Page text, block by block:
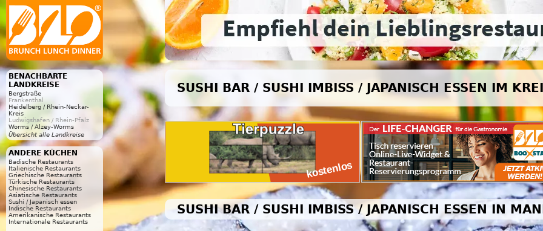
BENACHBARTE
LANDKREISE
Bergstraße
Frankenthal
Heidelberg / Rhein-Neckar-
Kreis
Ludwigshafen / Rhein-Pfalz
Worms / Alzey-Worms
Übersicht alle Landkreise
ANDERE KÜCHEN
Badische Restaurants
Italienische Restaurants
Griechische Restaurants
Türkische Restaurants
Chinesische Restaurants
Asiatische Restaurants
Sushi / Japanisch essen
Indische Restaurants
Amerikanische Restaurants
Internationale Restaurants
SUSHI BAR / SUSHI IMBISS / JAPANISCH ESSEN IM
SUSHI BAR / SUSHI IMBISS / JAPANISCH ESSEN IN